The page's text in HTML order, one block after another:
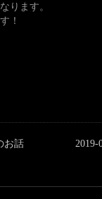
ります。
！
お話 2019-